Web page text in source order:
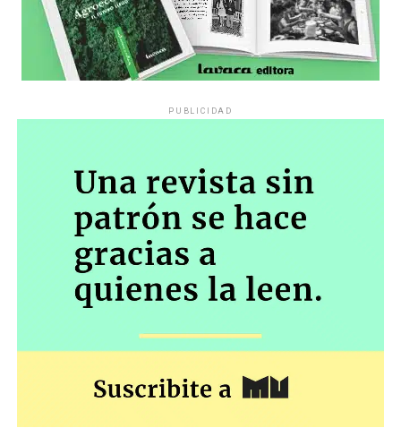
PUBLICIDAD